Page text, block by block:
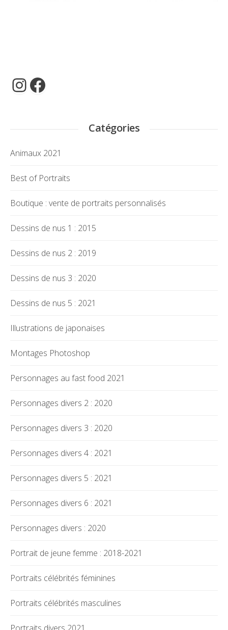
Compte instagram de Thi Gomez
Facebook
Catégories
Animaux 2021
Best of Portraits
Boutique : vente de portraits personnalisés
Dessins de nus 1 : 2015
Dessins de nus 2 : 2019
Dessins de nus 3 : 2020
Dessins de nus 5 : 2021
Illustrations de japonaises
Montages Photoshop
Personnages au fast food 2021
Personnages divers 2 : 2020
Personnages divers 3 : 2020
Personnages divers 4 : 2021
Personnages divers 5 : 2021
Personnages divers 6 : 2021
Personnages divers : 2020
Portrait de jeune femme : 2018-2021
Portraits célébrités féminines
Portraits célébrités masculines